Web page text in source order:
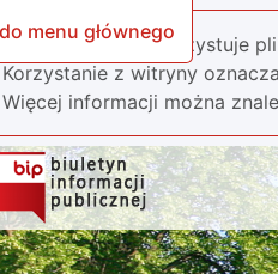
menu głównego
Nasza strona wykorzystuje
Korzystanie z witryny
Więcej informacji można